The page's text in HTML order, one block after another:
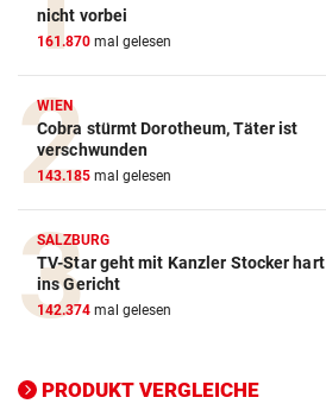
nicht vorbei
161.870 mal gelesen
WIEN
Cobra stürmt Dorotheum, Täter ist
verschwunden
143.185 mal gelesen
SALZBURG
TV-Star geht mit Kanzler Stocker hart
ins Gericht
142.374 mal gelesen
PRODUKT VERGLEICHE
Action-Cam Vergleich
ZUM VERGLEICH
Crosstrainer Vergleich
ZUM VERGLEICH
E-Bike Vergleich
ZUM VERGLEICH
Elektro-Scooter Vergleich
ZUM VERGLEICH
ZUM VERGLEICH